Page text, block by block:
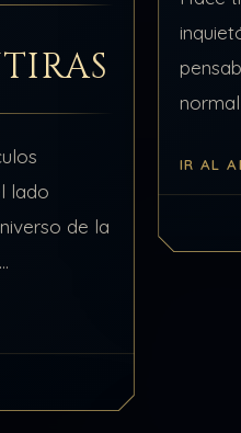
lado
de la
el cielo
uno
IR AL